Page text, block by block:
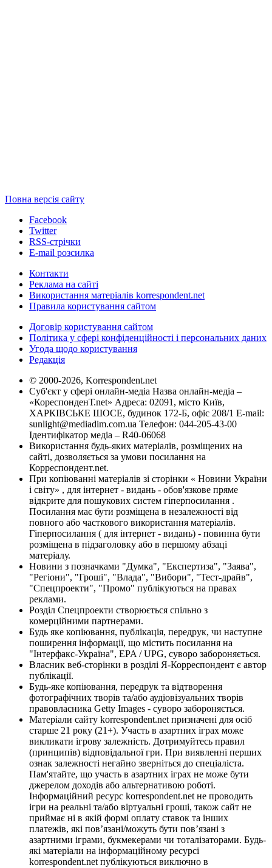
Повна версія сайту
Facebook
Twitter
RSS-стрічки
E-mail розсилка
Контакти
Реклама на сайті
Використання матеріалів korrespondent.net
Правила користування сайтом
Договір користування сайтом
Політика у сфері конфіденційності і персональних даних
Угода щодо користування
Редакція
© 2000-2026, Korrespondent.net
Суб'єкт у сфері онлайн-медіа Назва онлайн-медіа –
«КореспонденТ.net» Адреса: 02091, місто Київ,
ХАРКІВСЬКЕ ШОСЕ, будинок 172-Б, офіс 208/1 E-mail:
sunlight@mediadim.com.ua Телефон: 044-205-43-00
Ідентифікатор медіа – R40-06068
Використання будь-яких матеріалів, розміщених на
сайті, дозволяється за умови посилання на
Корреспондент.net.
При копіюванні матеріалів зі сторінки « Новини України
і світу» , для інтернет - видань - обов'язкове пряме
відкрите для пошукових систем гіперпосилання .
Посилання має бути розміщена в незалежності від
повного або часткового використання матеріалів.
Гіперпосилання ( для інтернет - видань) - повинна бути
розміщена в підзаголовку або в першому абзаці
матеріалу.
Новини з позначками "Думка", "Експертиза", "Заява",
"Регіони", "Гроші", "Влада", "Вибори", "Тест-драйв",
"Спецпроекти", "Промо" публікуються на правах
реклами.
Розділ Спецпроекти створюється спільно з
комерційними партнерами.
Будь яке копіювання, публікація, передрук, чи наступне
поширення інформації, що містить посилання на
"Інтерфакс-Україна", EPA / UPG, суворо забороняється.
Власник веб-сторінки в розділі Я-Корреспондент є автор
публікації.
Будь-яке копіювання, передрук та відтворення
фотографічних творів та/або аудіовізуальних творів
правовласника Getty Images - суворо забороняється.
Матеріали сайту korrespondent.net призначені для осіб
старше 21 року (21+). Участь в азартних іграх може
викликати ігрову залежність. Дотримуйтесь правил
(принципів) відповідальної гри. При виявленні перших
ознак залежності негайно зверніться до спеціаліста.
Пам'ятайте, що участь в азартних іграх не може бути
джерелом доходів або альтернативою роботі.
Інформаційний ресурс korrespondent.net не проводить
ігри на реальні та/або віртуальні гроші, також сайт не
приймає ні в якій формі оплату ставок та інших
платежів, які пов’язані/можуть бути пов’язані з
азартними іграми, букмекерами чи тоталізаторами. Будь-
які матеріали на інформаційному ресурсі
korrespondent.net публікуються виключно в